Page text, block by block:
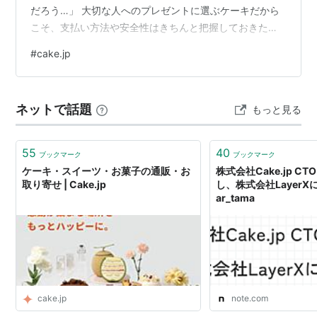
だろう…」 大切な人へのプレゼントに選ぶケーキだから
こそ、支払い方法や安全性はきちんと把握しておきたい
1,700店以上・8,000種類以上のラインナップを誇る、日
本最大級のケーキ・スイーツ専門通販サイトです。誕生
ケーキを、全国のパティスリーからお届けしてくれる信
頼性の高いサービスです。 この記事では、Cake.jpで利
用できる支払…
#cake.jp
ネットで話題 もっと見る
55 ブックマーク
ケーキ・スイーツ・お菓子の通販・お
取り寄せ | Cake.jp
cake.jp
40 ブックマーク
株式会社Cake.jp
し、株式会社LayerX
ar_tama
note.com